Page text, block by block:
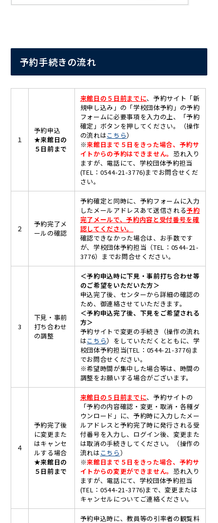
予約手続きの流れ
１
予約申込
★来館日の
５日前まで
来館日の５日前までに、予約サイト「新
規申し込み」の「学校団体予約」の予約
フォームに必要事項を入力の上、「予約
確定」ボタンを押してください。（操作
の流れはこちら）
※来館日まで５日をきった場合、予約サ
イトからの予約はできません。 恐れ入り
ますが、電話にて、学校団体予約担当
(TEL：0544-21-3776)までお問合せくだ
さい。
２
予約完了メ
ールの確認
予約確定と同時に、予約フォームに入力
したメールアドレスあて送信される予約
完了メールで、予約内容と受付番号を確
認してください。
確認できなかった場合は、お手数です
が、学校団体予約担当（TEL：0544-21-
3776）までお問合せください。
3
下見・事前
打ち合わせ
の調整
＜予約申込時に下見・事前打ち合わせ等
のご希望をいただいた方＞
申込完了後、センターから詳細の確認の
ため、御連絡させていただきます。
＜予約申込完了後、下見をご希望される
方＞
予約サイトで変更の手続き（操作の流れ
はこちら）をしていただくとともに、学
校団体予約担当(TEL：0544-21-3776)ま
でお問合せください。
※希望時間が集中した場合等は、時間の
調整をお願いする場合がございます。
４
予約完了後
に変更また
はキャンセ
ルする場合
★来館日の
５日前まで
来館日の５日前までに、予約サイトの
「予約の内容確認・変更・取消・各種ダ
ウンロード」に、予約時に入力したメー
ルアドレスと予約完了時に発行される受
付番号を入力し、ログイン後、変更また
は取消の手続きしてください。（操作の
流れは こちら）
※来館日まで５日をきった場合、予約サ
イトからの変更ができません。 恐れ入り
ますが、電話にて、学校団体予約担当
(TEL：0544-21-3776)まで、変更または
キャンセルについてご連絡ください。
予約申込時に、教員等の引率者の観覧料